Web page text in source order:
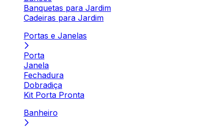
Banquetas para Jardim
Cadeiras para Jardim
Portas e Janelas
Porta
Janela
Fechadura
Dobradiça
Kit Porta Pronta
Banheiro